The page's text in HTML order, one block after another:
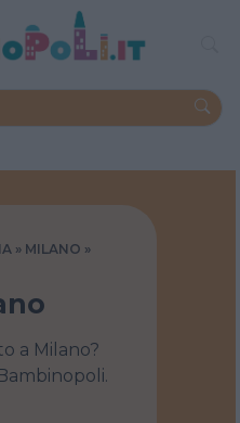
MILANO
a Milano?